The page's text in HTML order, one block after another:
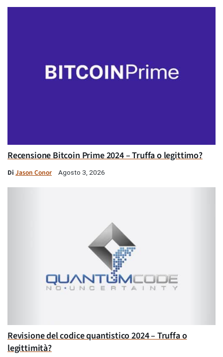
Recensione Bitcoin Prime 2024 – Truffa o legittimo?
Di Jason Conor Agosto 3, 2026
Revisione del codice quantistico 2024 – Truffa o
legittimità?